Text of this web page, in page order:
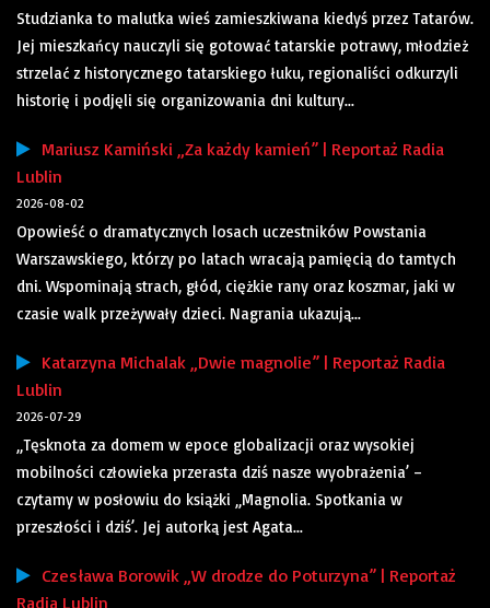
Studzianka to malutka wieś zamieszkiwana kiedyś przez Tatarów.
Jej mieszkańcy nauczyli się gotować tatarskie potrawy, młodzież
strzelać z historycznego tatarskiego łuku, regionaliści odkurzyli
historię i podjęli się organizowania dni kultury...
Mariusz Kamiński „Za każdy kamień” | Reportaż Radia
Lublin
2026-08-02
Opowieść o dramatycznych losach uczestników Powstania
Warszawskiego, którzy po latach wracają pamięcią do tamtych
dni. Wspominają strach, głód, ciężkie rany oraz koszmar, jaki w
czasie walk przeżywały dzieci. Nagrania ukazują...
Katarzyna Michalak „Dwie magnolie” | Reportaż Radia
Lublin
2026-07-29
„Tęsknota za domem w epoce globalizacji oraz wysokiej
mobilności człowieka przerasta dziś nasze wyobrażenia’ –
czytamy w posłowiu do książki „Magnolia. Spotkania w
przeszłości i dziś’. Jej autorką jest Agata...
Czesława Borowik „W drodze do Poturzyna” | Reportaż
Radia Lublin